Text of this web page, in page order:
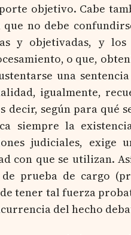
objetivo. Cabe
que no debe
y objetivadas, y
o que,
una
igualmente,
decir, según para
siempre la
judiciales,
con que se utilizan.
prueba de cargo
tener tal fuerza
del hecho